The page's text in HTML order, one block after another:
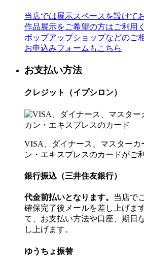
当店では展示スペースを設けて
作品展示をご希望の方はご利用
ポップアップショップなどのご
お申込みフォームもこちら
お支払い方法
クレジット（イプシロン）
VISA、ダイナース、マスターカ
ン・エキスプレスのカードがご
銀行振込（三井住友銀行）
代金前払いとなります。 当店で
確保完了後メールを差し上げま
て、お支払い方法や口座、期日
し上げます。
ゆうちょ振替